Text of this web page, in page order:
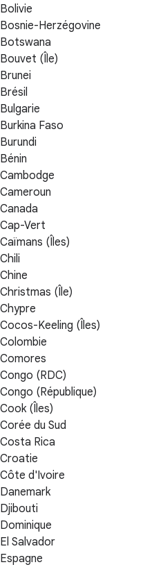
Bolivie
Bosnie-Herzégovine
Botswana
Bouvet (Île)
Brunei
Brésil
Bulgarie
Burkina Faso
Burundi
Bénin
Cambodge
Cameroun
Canada
Cap-Vert
Caïmans (Îles)
Chili
Chine
Christmas (Île)
Chypre
Cocos-Keeling (Îles)
Colombie
Comores
Congo (RDC)
Congo (République)
Cook (Îles)
Corée du Sud
Costa Rica
Croatie
Côte d'Ivoire
Danemark
Djibouti
Dominique
El Salvador
Espagne